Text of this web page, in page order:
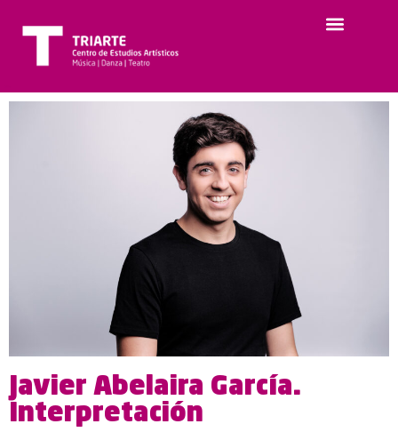
Javier Abelaira García.
Interpretación